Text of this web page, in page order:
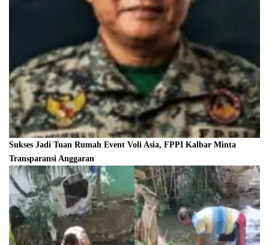
Sukses Jadi Tuan Rumah Event Voli Asia, FPPI Kalbar Minta
Transparansi Anggaran